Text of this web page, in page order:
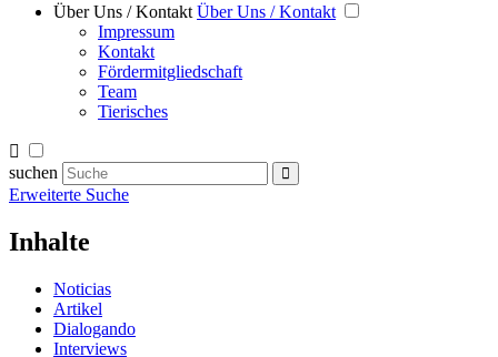
Über Uns / Kontakt Über Uns / Kontakt
Impressum
Kontakt
Fördermitgliedschaft
Team
Tierisches
suchen
Erweiterte Suche
Inhalte
Noticias
Artikel
Dialogando
Interviews